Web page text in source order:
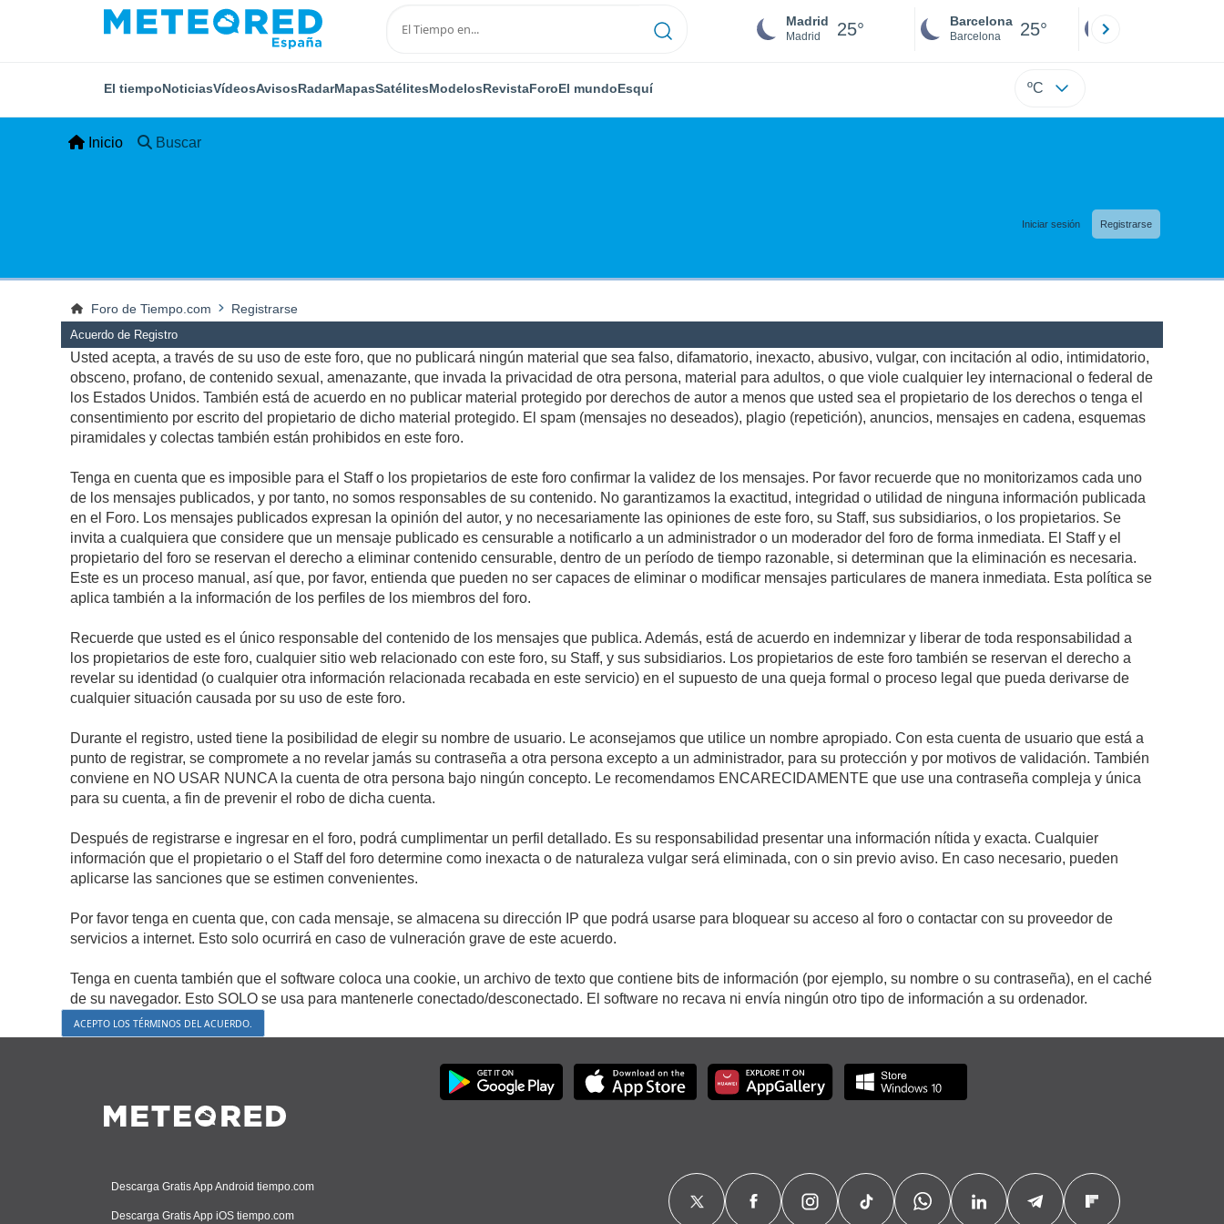
Madrid
Madrid 25° Barcelona
Barcelona 25°
El tiempoNoticiasVídeosAvisosRadarMapasSatélitesModelosRevistaForoEl mundoEsquí ºC
Inicio Buscar
Iniciar sesión Registrarse
Foro de Tiempo.com Registrarse
Acuerdo de Registro
Usted acepta, a través de su uso de este foro, que no publicará ningún material que sea falso, difamatorio, inexacto, abusivo, vulgar, con incitación al odio, intimidatorio,
obsceno, profano, de contenido sexual, amenazante, que invada la privacidad de otra persona, material para adultos, o que viole cualquier ley internacional o federal de
los Estados Unidos. También está de acuerdo en no publicar material protegido por derechos de autor a menos que usted sea el propietario de los derechos o tenga el
consentimiento por escrito del propietario de dicho material protegido. El spam (mensajes no deseados), plagio (repetición), anuncios, mensajes en cadena, esquemas
piramidales y colectas también están prohibidos en este foro.
Tenga en cuenta que es imposible para el Staff o los propietarios de este foro confirmar la validez de los mensajes. Por favor recuerde que no monitorizamos cada uno
de los mensajes publicados, y por tanto, no somos responsables de su contenido. No garantizamos la exactitud, integridad o utilidad de ninguna información publicada
en el Foro. Los mensajes publicados expresan la opinión del autor, y no necesariamente las opiniones de este foro, su Staff, sus subsidiarios, o los propietarios. Se
invita a cualquiera que considere que un mensaje publicado es censurable a notificarlo a un administrador o un moderador del foro de forma inmediata. El Staff y el
propietario del foro se reservan el derecho a eliminar contenido censurable, dentro de un período de tiempo razonable, si determinan que la eliminación es necesaria.
Este es un proceso manual, así que, por favor, entienda que pueden no ser capaces de eliminar o modificar mensajes particulares de manera inmediata. Esta política se
aplica también a la información de los perfiles de los miembros del foro.
Recuerde que usted es el único responsable del contenido de los mensajes que publica. Además, está de acuerdo en indemnizar y liberar de toda responsabilidad a
los propietarios de este foro, cualquier sitio web relacionado con este foro, su Staff, y sus subsidiarios. Los propietarios de este foro también se reservan el derecho a
revelar su identidad (o cualquier otra información relacionada recabada en este servicio) en el supuesto de una queja formal o proceso legal que pueda derivarse de
cualquier situación causada por su uso de este foro.
Durante el registro, usted tiene la posibilidad de elegir su nombre de usuario. Le aconsejamos que utilice un nombre apropiado. Con esta cuenta de usuario que está a
punto de registrar, se compromete a no revelar jamás su contraseña a otra persona excepto a un administrador, para su protección y por motivos de validación. También
conviene en NO USAR NUNCA la cuenta de otra persona bajo ningún concepto. Le recomendamos ENCARECIDAMENTE que use una contraseña compleja y única
para su cuenta, a fin de prevenir el robo de dicha cuenta.
Después de registrarse e ingresar en el foro, podrá cumplimentar un perfil detallado. Es su responsabilidad presentar una información nítida y exacta. Cualquier
información que el propietario o el Staff del foro determine como inexacta o de naturaleza vulgar será eliminada, con o sin previo aviso. En caso necesario, pueden
aplicarse las sanciones que se estimen convenientes.
Por favor tenga en cuenta que, con cada mensaje, se almacena su dirección IP que podrá usarse para bloquear su acceso al foro o contactar con su proveedor de
servicios a internet. Esto solo ocurrirá en caso de vulneración grave de este acuerdo.
Tenga en cuenta también que el software coloca una cookie, un archivo de texto que contiene bits de información (por ejemplo, su nombre o su contraseña), en el caché
de su navegador. Esto SOLO se usa para mantenerle conectado/desconectado. El software no recava ni envía ningún otro tipo de información a su ordenador.
Descarga Gratis App Android tiempo.com
Descarga Gratis App iOS tiempo.com